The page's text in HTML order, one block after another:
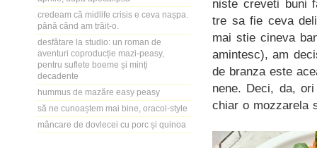
credeam că midlife crisis e ceva nașpa.
până când am trăit-o.
desfătare la studio: un roman de
aventuri coproducție mazi-peasy,
pentru suflete boeme și minți
decadente
hummus de mazăre easy peasy
să ne cunoaștem mai bine, oracol-style
mâncare de dovlecei cu porc și quinoa
niste creveti buni
tre sa fie ceva
mai stie cineva
amintesc), am
de branza este
nene. Deci, da,
chiar o mozzarela